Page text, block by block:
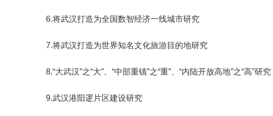
6.将武汉打造为全国数智经济一线城市研究
7.将武汉打造为世界知名文化旅游目的地研究
8.“大武汉”之“大”、“中部重镇”之“重”、“内陆开放高地”之“高”研究
9.武汉港阳逻片区建设研究